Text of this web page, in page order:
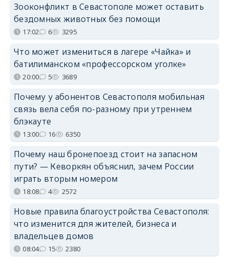
Зооконфликт в Севастополе может оставить
бездомных животных без помощи
17:02 6 3295
Что может измениться в лагере «Чайка» и
батилиманском «профессорском уголке»
20:00 5 3689
Почему у абонентов Севастополя мобильная
связь вела себя по-разному при утреннем
блэкауте
13:00 16 6350
Почему наш бронепоезд стоит на запасном
пути? — Кеворкян объяснил, зачем России
играть вторым номером
18:08 4 2572
Новые правила благоустройства Севастополя:
что изменится для жителей, бизнеса и
владельцев домов
08:04 15 2380